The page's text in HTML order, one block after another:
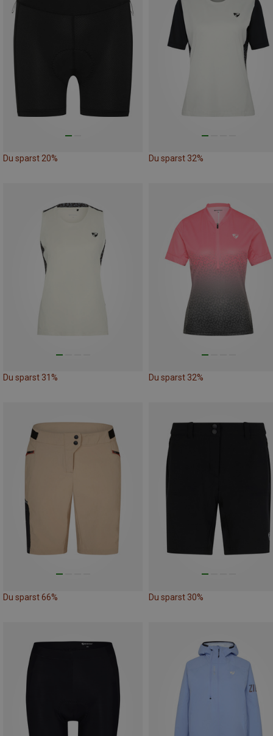
Du sparst 20% Du sparst 32%
Du sparst 31% Du sparst 32%
Du sparst 66% Du sparst 30%